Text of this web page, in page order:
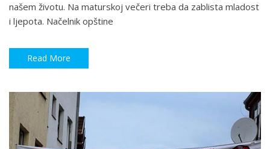
našem životu. Na maturskoj večeri treba da zablista mladost
i ljepota. Načelnik opštine
Read More